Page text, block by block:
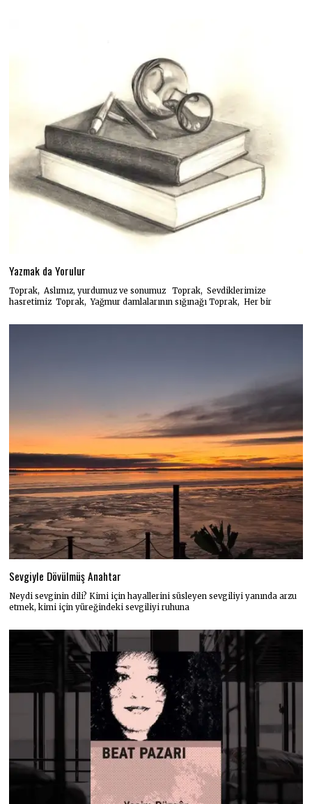
Yazmak da Yorulur
Toprak, Aslımız, yurdumuz ve sonumuz Toprak, Sevdiklerimize
hasretimiz Toprak, Yağmur damlalarının sığınağı Toprak, Her bir
Sevgiyle Dövülmüş Anahtar
Neydi sevginin dili? Kimi için hayallerini süsleyen sevgiliyi yanında arzu
etmek, kimi için yüreğindeki sevgiliyi ruhuna